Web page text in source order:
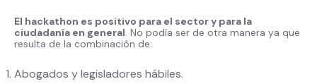
El hackathon es positivo para el sector y para la
ciudadanía en general . No podía ser de otra manera ya que
resulta de la combinación de:
Abogados y legisladores hábiles.